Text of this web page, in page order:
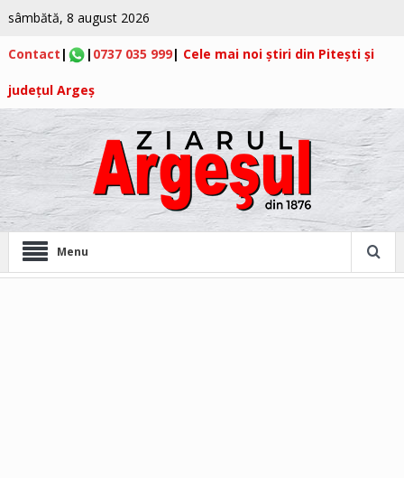
sâmbătă, 8 august 2026
Contact | | 0737 035 999| Cele mai noi știri din Pitești și
județul Argeș
Menu